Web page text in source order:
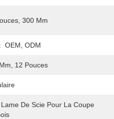
300 Mm
OEM, ODM
12 Pouces
De Scie Pour La Coupe